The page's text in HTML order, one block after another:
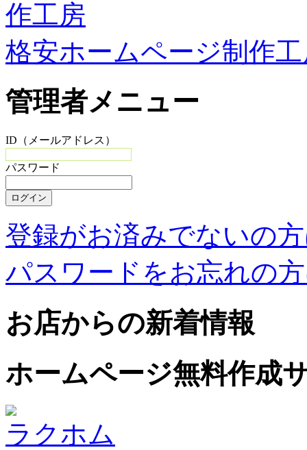
格安ホームページ制作
管理者メニュー
ID（メールアドレス）
パスワード
登録がお済みでないの
パスワードをお忘れの
お店からの新着情報
ホームページ無料作成
ラクホム